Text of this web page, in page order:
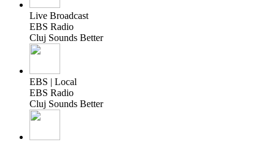
Live Broadcast
EBS Radio
Cluj Sounds Better
EBS | Local
EBS Radio
Cluj Sounds Better